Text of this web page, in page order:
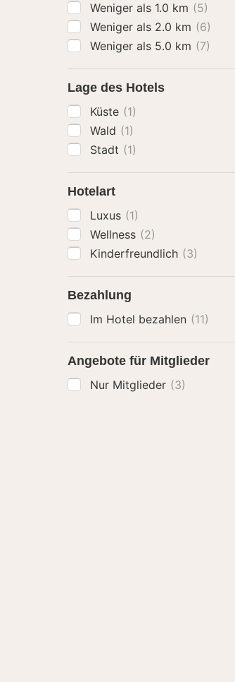
Weniger als 1.0 km (5)
Weniger als 2.0 km (6)
Weniger als 5.0 km (7)
Lage des Hotels
Küste (1)
Wald (1)
Stadt (1)
Hotelart
Luxus (1)
Wellness (2)
Kinderfreundlich (3)
Bezahlung
Im Hotel bezahlen (11)
Angebote für Mitglieder
Nur Mitglieder (3)